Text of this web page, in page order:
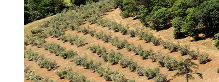
Proračun
Potpore
PROGRAMSKO FINANCIRANJE
Izvještavanje po uredbi
Projekti Instituta
Dialogue4Tourism
REVIVE
WASTEREDUCE